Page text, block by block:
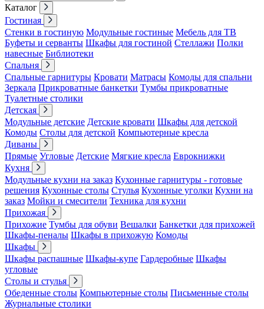
Каталог
Гостиная
Стенки в гостиную Модульные гостиные Мебель для ТВ
Буфеты и серванты Шкафы для гостиной Стеллажи Полки
навесные Библиотеки
Спальня
Спальные гарнитуры Кровати Матрасы Комоды для спальни
Зеркала Прикроватные банкетки Тумбы прикроватные
Туалетные столики
Детская
Модульные детские Детские кровати Шкафы для детской
Комоды Столы для детской Компьютерные кресла
Диваны
Прямые Угловые Детские Мягкие кресла Еврокнижки
Кухня
Модульные кухни на заказ Кухонные гарнитуры - готовые
решения Кухонные столы Стулья Кухонные уголки Кухни на
заказ Мойки и смесители Техника для кухни
Прихожая
Прихожие Тумбы для обуви Вешалки Банкетки для прихожей
Шкафы-пеналы Шкафы в прихожую Комоды
Шкафы
Шкафы распашные Шкафы-купе Гардеробные Шкафы
угловые
Столы и стулья
Обеденные столы Компьютерные столы Письменные столы
Журнальные столики